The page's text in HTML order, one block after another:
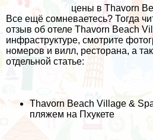
цены в Thavorn
Все ещё сомневаетесь? Тогда
отзыв об отеле Thavorn Beach
инфраструктуре, смотрите
номеров и вилл, ресторана, а
отдельной статье:
Thavorn Beach Village &
пляжем на Пхукете